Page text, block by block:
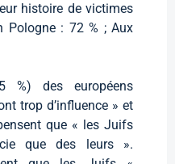
histoire de victimes
Pologne : 72 % ; Aux
%) des européens
trop d’influence » et
que « les Juifs
que des leurs ».